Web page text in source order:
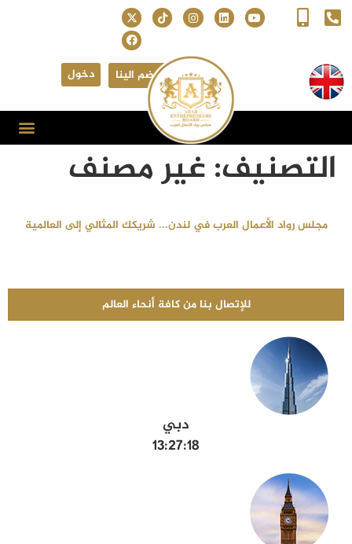
انضم الينا دخول
التصنيف:غير مصنف
مجلس رواد الأعمال العرب في لندن... شريكك المثالي إلى العالمية
للإتصال بنا من كافة أنحاء العالم
دبي
13:27:19